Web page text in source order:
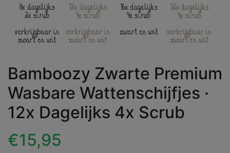
Bamboozy Zwarte Premium
Wasbare Wattenschijfjes ·
12x Dagelijks 4x Scrub
€15,95